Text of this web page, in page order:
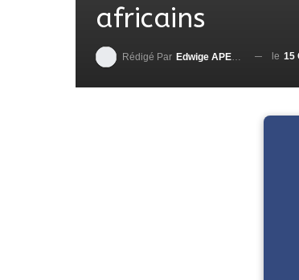
africains
Rédigé Par Edwige APEDO le 15